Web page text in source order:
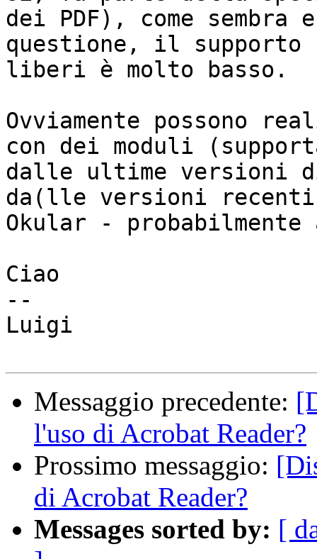
dei PDF), come
questione, il
liberi è molto basso.
Ovviamente possono
con dei moduli
dalle ultime versioni
da(lle versioni
Okular - probabilmente
Ciao
--
Luigi
Messaggio precedente:
l'uso di Acrobat Reader?
Prossimo messaggio:
di Acrobat Reader?
Messages sorted by: [